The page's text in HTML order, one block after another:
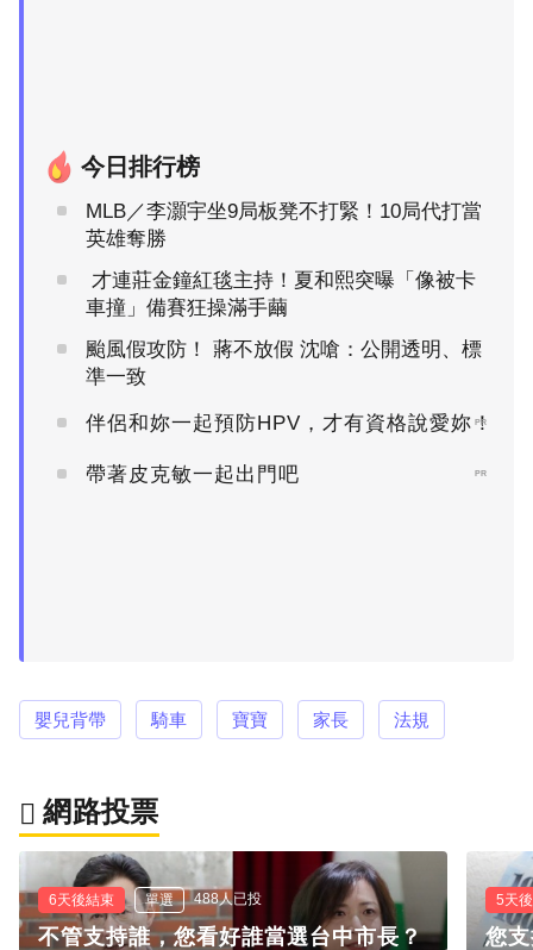
今日排行榜
MLB／李灝宇坐9局板凳不打緊！10局代打當
英雄奪勝
車撞」備賽狂操滿手繭
颱風假攻防！ 蔣不放假 沈嗆：公開透明、標
準一致
伴侶和妳一起預防HPV，才有資格說愛妳！
PR
帶著皮克敏一起出門吧 PR
嬰兒背帶 騎車 寶寶 家長 法規
網路投票
6天後結束 單選 488人已投
不管支持誰，您看好誰當選台中市長？
5天
您